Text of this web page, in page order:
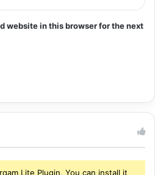
website in this browser for the next
Lite Plugin, You can install it